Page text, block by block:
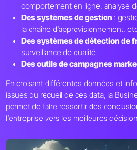
comportement en ligne, analyse
Des systèmes de gestion :
la chaîne d’approvisionnement,
Des systèmes de détection de
surveillance de qualité
Des outils de campagnes
En croisant différentes données et
issues du recueil de ces data, la
permet de faire ressortir des
l’entreprise vers les meilleures